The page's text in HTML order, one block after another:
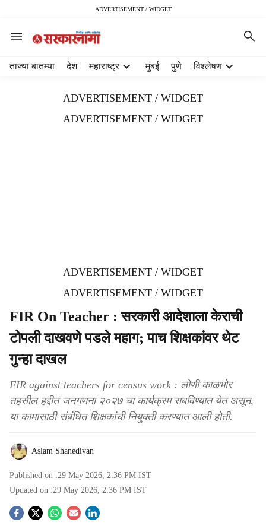
ADVERTISEMENT / WIDGET
ताज्या बातम्या देश महाराष्ट्र मुंबई पुणे विश्लेषण
ADVERTISEMENT / WIDGET
ADVERTISEMENT / WIDGET
ADVERTISEMENT / WIDGET
ADVERTISEMENT / WIDGET
FIR On Teacher : सरकारी आदेशाला केराची
टोपली दाखवणे पडले महाग; पाच शिक्षकांवर थेट
गुन्हा दाखल
FIR against teachers for census work : लोणी काळभोर
तहसील हद्दीत जनगणना २०२७ चा कार्यक्रम राबविण्यात येत असून,
या कामासाठी संबंधित शिक्षकांची नियुक्ती करण्यात आली होती.
Aslam Shanedivan
Published on :29 May 2026, 2:36 PM IST
Updated on :29 May 2026, 2:36 PM IST
S